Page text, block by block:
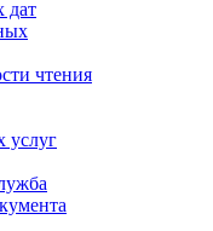
дат
чтения
услуг